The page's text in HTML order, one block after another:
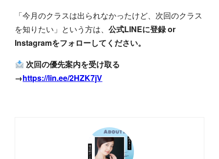
「今月のクラスは出られなかったけど、次回のクラス
を知りたい」という方は、公式LINEに登録 or
Instagramをフォローしてください。
次回の優先案内を受け取る
→https://lin.ee/2HZK7jV